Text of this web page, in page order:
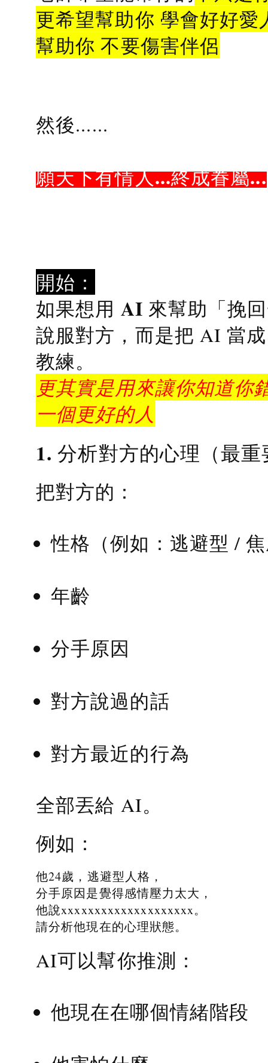
更希望幫助你 學會好好愛
幫助你 不要傷害伴侶
然後......
願天下有情人...終成眷屬...
開始：
如果想用 AI 來幫助「挽
說服對方，而是把 AI 當
教練。
更其實是用來讓你知道你
一個更好的人
1. 分析對方的心理（最
把對方的：
性格（例如：逃避型 /
年齡
分手原因
對方說過的話
對方最近的行為
全部丟給 AI。
例如：
他24歲，逃避型人格，
分手原因是覺得感情壓力太大，
他說xxxxxxxxxxxxxxxxxxxx。
請分析他現在的心理狀態。
AI可以幫你推測：
他現在在哪個情緒階段